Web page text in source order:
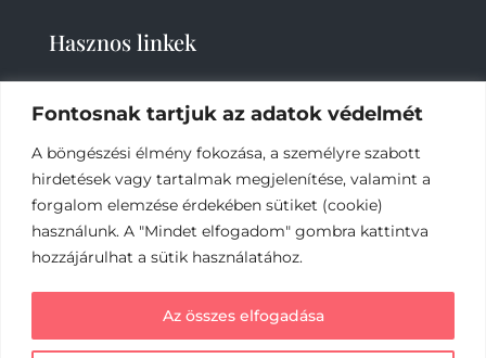
Fontosnak tartjuk az adatok védelmét
A böngészési élmény fokozása, a személyre szabott
hirdetések vagy tartalmak megjelenítése, valamint a
forgalom elemzése érdekében sütiket (cookie)
használunk. A "Mindet elfogadom" gombra kattintva
hozzájárulhat a sütik használatához.
Az összes elfogadása
Hasznos linkek
2019-2023 – Élménykártyád-Nagy Tímea © Minden
jog fenntartva.
Az online fizetést a Barion Payment Zrt. biztosítja,
MNB engedély száma: H-EN-I-1064/2013